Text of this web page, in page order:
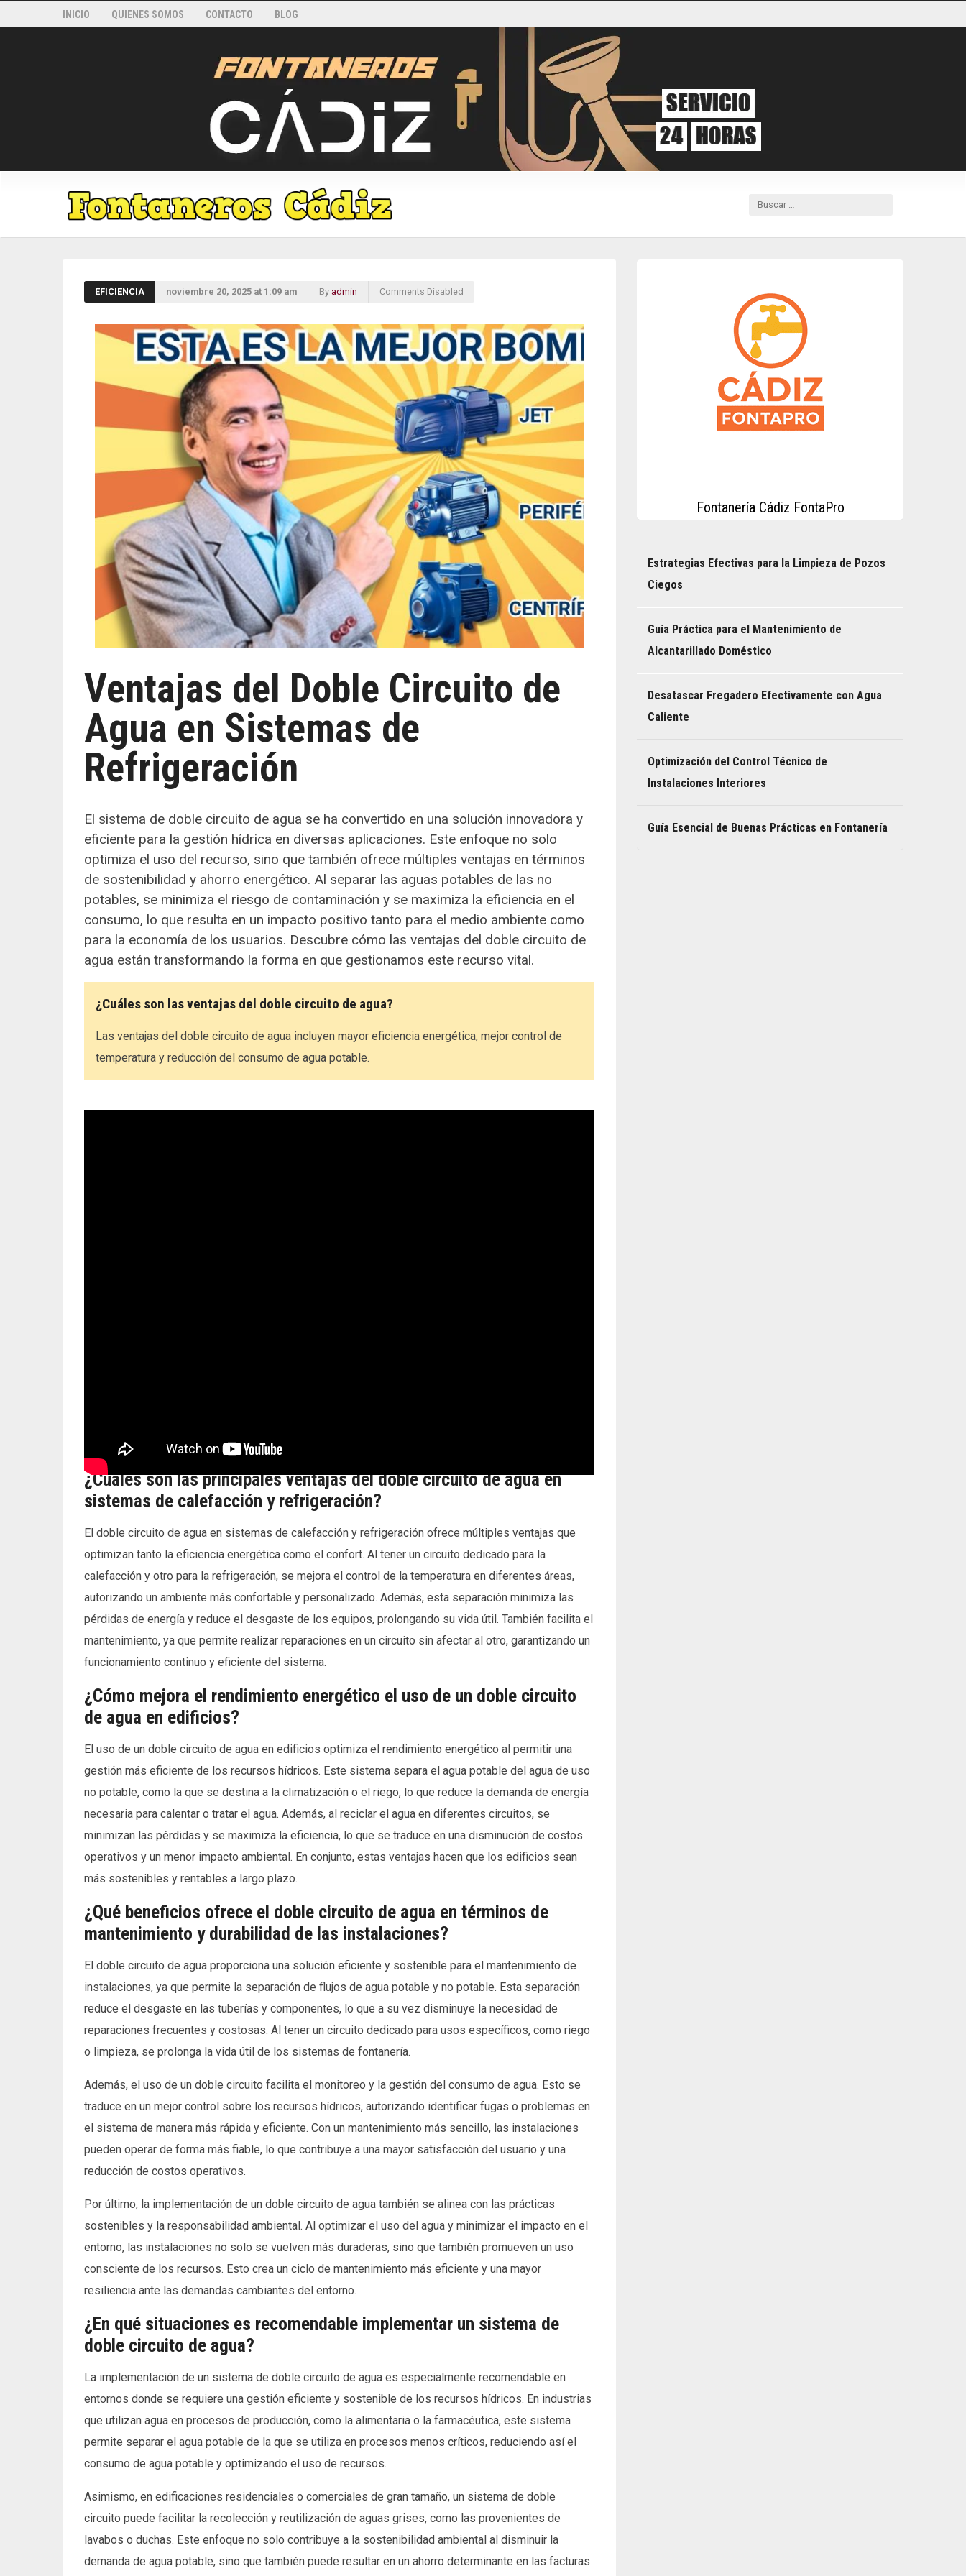
INICIO QUIENES SOMOS CONTACTO BLOG
EFICIENCIA noviembre 20, 2025 at 1:09 am By admin Comments Disabled
Ventajas del Doble Circuito de
Agua en Sistemas de
Refrigeración
El sistema de doble circuito de agua se ha convertido en una solución innovadora y
eficiente para la gestión hídrica en diversas aplicaciones. Este enfoque no solo
optimiza el uso del recurso, sino que también ofrece múltiples ventajas en términos
de sostenibilidad y ahorro energético. Al separar las aguas potables de las no
potables, se minimiza el riesgo de contaminación y se maximiza la eficiencia en el
consumo, lo que resulta en un impacto positivo tanto para el medio ambiente como
para la economía de los usuarios. Descubre cómo las ventajas del doble circuito de
agua están transformando la forma en que gestionamos este recurso vital.
¿Cuáles son las ventajas del doble circuito de agua?
Las ventajas del doble circuito de agua incluyen mayor eficiencia energética, mejor control de
temperatura y reducción del consumo de agua potable.
¿Cuáles son las principales ventajas del doble circuito de agua en
sistemas de calefacción y refrigeración?
El doble circuito de agua en sistemas de calefacción y refrigeración ofrece múltiples ventajas que
optimizan tanto la eficiencia energética como el confort. Al tener un circuito dedicado para la
calefacción y otro para la refrigeración, se mejora el control de la temperatura en diferentes áreas,
autorizando un ambiente más confortable y personalizado. Además, esta separación minimiza las
pérdidas de energía y reduce el desgaste de los equipos, prolongando su vida útil. También facilita el
mantenimiento, ya que permite realizar reparaciones en un circuito sin afectar al otro, garantizando un
funcionamiento continuo y eficiente del sistema.
¿Cómo mejora el rendimiento energético el uso de un doble circuito
de agua en edificios?
El uso de un doble circuito de agua en edificios optimiza el rendimiento energético al permitir una
gestión más eficiente de los recursos hídricos. Este sistema separa el agua potable del agua de uso
no potable, como la que se destina a la climatización o el riego, lo que reduce la demanda de energía
necesaria para calentar o tratar el agua. Además, al reciclar el agua en diferentes circuitos, se
minimizan las pérdidas y se maximiza la eficiencia, lo que se traduce en una disminución de costos
operativos y un menor impacto ambiental. En conjunto, estas ventajas hacen que los edificios sean
más sostenibles y rentables a largo plazo.
¿Qué beneficios ofrece el doble circuito de agua en términos de
mantenimiento y durabilidad de las instalaciones?
El doble circuito de agua proporciona una solución eficiente y sostenible para el mantenimiento de
instalaciones, ya que permite la separación de flujos de agua potable y no potable. Esta separación
reduce el desgaste en las tuberías y componentes, lo que a su vez disminuye la necesidad de
reparaciones frecuentes y costosas. Al tener un circuito dedicado para usos específicos, como riego
o limpieza, se prolonga la vida útil de los sistemas de fontanería.
Además, el uso de un doble circuito facilita el monitoreo y la gestión del consumo de agua. Esto se
traduce en un mejor control sobre los recursos hídricos, autorizando identificar fugas o problemas en
el sistema de manera más rápida y eficiente. Con un mantenimiento más sencillo, las instalaciones
pueden operar de forma más fiable, lo que contribuye a una mayor satisfacción del usuario y una
reducción de costos operativos.
Por último, la implementación de un doble circuito de agua también se alinea con las prácticas
sostenibles y la responsabilidad ambiental. Al optimizar el uso del agua y minimizar el impacto en el
entorno, las instalaciones no solo se vuelven más duraderas, sino que también promueven un uso
consciente de los recursos. Esto crea un ciclo de mantenimiento más eficiente y una mayor
resiliencia ante las demandas cambiantes del entorno.
¿En qué situaciones es recomendable implementar un sistema de
doble circuito de agua?
La implementación de un sistema de doble circuito de agua es especialmente recomendable en
entornos donde se requiere una gestión eficiente y sostenible de los recursos hídricos. En industrias
que utilizan agua en procesos de producción, como la alimentaria o la farmacéutica, este sistema
permite separar el agua potable de la que se utiliza en procesos menos críticos, reduciendo así el
consumo de agua potable y optimizando el uso de recursos.
Asimismo, en edificaciones residenciales o comerciales de gran tamaño, un sistema de doble
circuito puede facilitar la recolección y reutilización de aguas grises, como las provenientes de
lavabos o duchas. Este enfoque no solo contribuye a la sostenibilidad ambiental al disminuir la
demanda de agua potable, sino que también puede resultar en un ahorro determinante en las facturas
Fontanería Cádiz FontaPro
Estrategias Efectivas para la Limpieza de Pozos
Ciegos
Guía Práctica para el Mantenimiento de
Alcantarillado Doméstico
Desatascar Fregadero Efectivamente con Agua
Caliente
Optimización del Control Técnico de
Instalaciones Interiores
Guía Esencial de Buenas Prácticas en Fontanería